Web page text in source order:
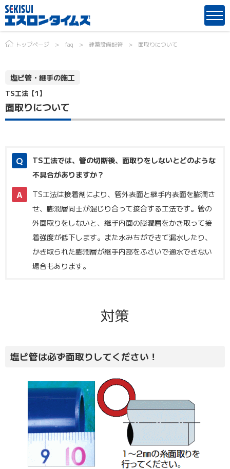
トップページ faq 建築設備配管 面取りについて
塩ビ管・継手の施工
TS工法【1】
面取りについて
TS工法では、管の切断後、面取りをしないとどのような
不具合がありますか？
TS工法は接着剤により、管外表面と継手内表面を膨潤さ
せ、膨潤層同士が混じり合って接合する工法です。管の
外面取りをしないと、継手内面の膨潤層をかき取って接
着強度が低下します。また水みちができて漏水したり、
かき取られた膨潤層が継手内部をふさいで通水できない
場合もあります。
対策
塩ビ管は必ず面取りしてください！